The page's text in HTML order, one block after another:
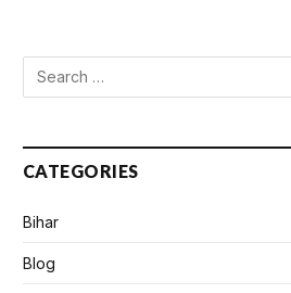
CATEGORIES
Bihar
Blog